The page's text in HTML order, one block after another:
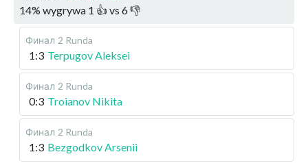
14% wygrywa 1 👍 vs 6👎
Финал 2 Runda
1:3 Terpugov Aleksei
Финал 2 Runda
0:3 Troianov Nikita
Финал 2 Runda
1:3 Bezgodkov Arsenii